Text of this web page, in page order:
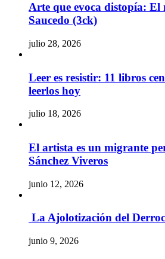
Arte que evoca distopía:
Saucedo (3ck)
julio 28, 2026
Leer es resistir: 11 libros
leerlos hoy
julio 18, 2026
El artista es un migrante
Sánchez Viveros
junio 12, 2026
La Ajolotización del
junio 9, 2026